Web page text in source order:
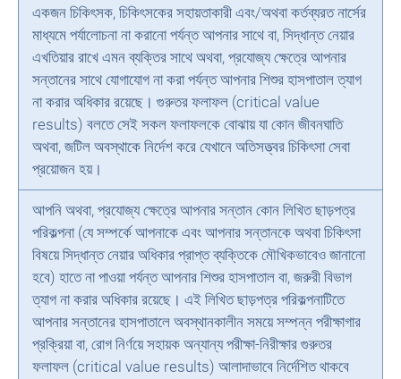
একজন চিকিৎসক, চিকিৎসকের সহায়তাকারী এবং/অথবা কর্তব্যরত নার্সের
মাধ্যমে পর্যালোচনা না করানো পর্যন্ত আপনার সাথে বা, সিদ্ধান্ত নেয়ার
এখতিয়ার রাখে এমন ব্যক্তির সাথে অথবা, প্রযোজ্য ক্ষেত্রে আপনার
সন্তানের সাথে যোগাযোগ না করা পর্যন্ত আপনার শিশুর হাসপাতাল ত্যাগ
না করার অধিকার রয়েছে। গুরুতর ফলাফল (critical value
results) বলতে সেই সকল ফলাফলকে বোঝায় যা কোন জীবনঘাতি
অথবা, জটিল অবস্থাকে নির্দেশ করে যেখানে অতিসত্ত্বর চিকিৎসা সেবা
প্রয়োজন হয়।
আপনি অথবা, প্রযোজ্য ক্ষেত্রে আপনার সন্তান কোন লিখিত ছাড়পত্র
পরিকল্পনা (যে সম্পর্কে আপনাকে এবং আপনার সন্তানকে অথবা চিকিৎসা
বিষয়ে সিদ্ধান্ত নেয়ার অধিকার প্রাপ্ত ব্যক্তিকে মৌখিকভাবেও জানানো
হবে) হাতে না পাওয়া পর্যন্ত আপনার শিশুর হাসপাতাল বা, জরুরী বিভাগ
ত্যাগ না করার অধিকার রয়েছে। এই লিখিত ছাড়পত্র পরিকল্পনাটিতে
আপনার সন্তানের হাসপাতালে অবস্থানকালীন সময়ে সম্পন্ন পরীক্ষাগার
প্রক্রিয়া বা, রোগ নির্ণয়ে সহায়ক অন্যান্য পরীক্ষা-নিরীক্ষার গুরুতর
ফলাফল (critical value results) আলাদাভাবে নির্দেশিত থাকবে